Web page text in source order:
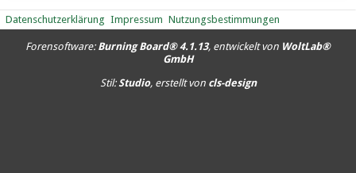
Datenschutzerklärung Impressum Nutzungsbestimmungen
Forensoftware: Burning Board® 4.1.13, entwickelt von WoltLab®
GmbH
Stil:Studio, erstellt von cls-design